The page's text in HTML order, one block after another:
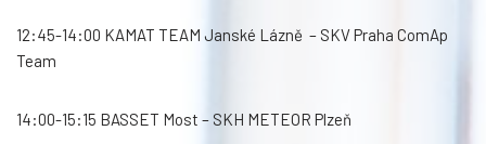
12:45-14:00 KAMAT TEAM Janské Lázně – SKV Praha ComAp
Team
14:00-15:15 BASSET Most – SKH METEOR Plzeň